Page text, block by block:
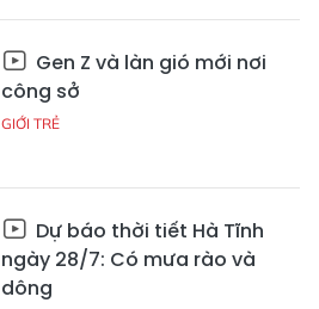
Gen Z và làn gió mới nơi
công sở
GIỚI TRẺ
Dự báo thời tiết Hà Tĩnh
ngày 28/7: Có mưa rào và
dông